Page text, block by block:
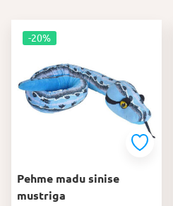
-20%
Pehme madu sinise
mustriga